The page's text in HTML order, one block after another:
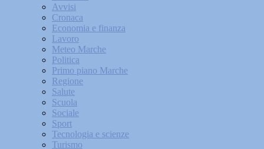
Avvisi
Cronaca
Economia e finanza
Lavoro
Meteo Marche
Politica
Primo piano Marche
Regione
Salute
Scuola
Sociale
Sport
Tecnologia e scienze
Turismo